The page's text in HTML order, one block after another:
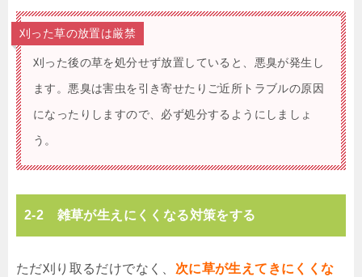
刈った草の放置は厳禁
刈った後の草を処分せず放置していると、悪臭が発生し
ます。悪臭は害虫を引き寄せたりご近所トラブルの原因
になったりしますので、必ず処分するようにしましょ
う。
2-2 雑草が生えにくくなる対策をする
ただ刈り取るだけでなく、 次に草が生えてきにくくな